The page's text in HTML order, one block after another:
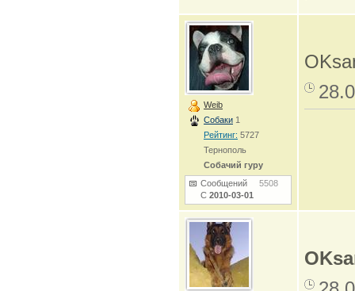
Weib
Собаки 1
Рейтинг: 5727
Тернополь
Собачий гуру
Сообщений 5508
С 2010-03-01